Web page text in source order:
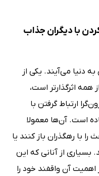
با دیگران جذاب
دنیا می‌آیند. یکی از
اثرگذارتر است،
ارتباط گرفتن با
است. آن‌ها معمولا
با رهگذران باز کنند یا
از آنانی که این
اهمیت آن واقفند خود را